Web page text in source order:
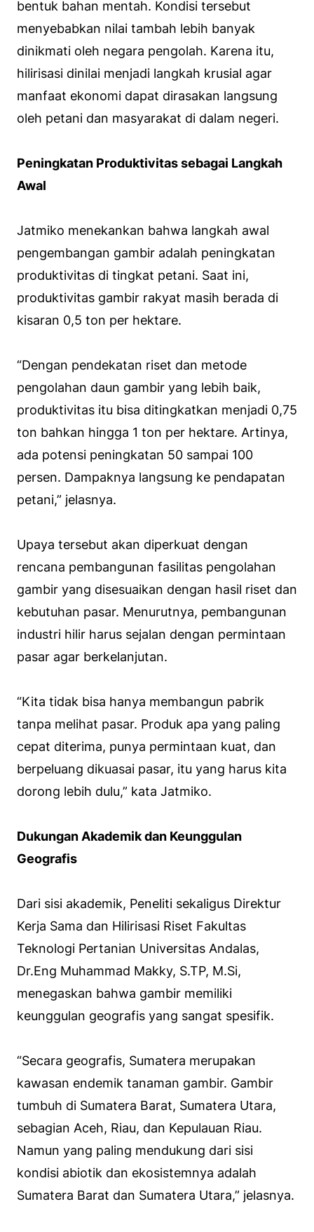
bentuk bahan mentah. Kondisi tersebut
menyebabkan nilai tambah lebih banyak
dinikmati oleh negara pengolah. Karena itu,
hilirisasi dinilai menjadi langkah krusial agar
manfaat ekonomi dapat dirasakan langsung
oleh petani dan masyarakat di dalam negeri.
Peningkatan Produktivitas sebagai Langkah
Awal
Jatmiko menekankan bahwa langkah awal
pengembangan gambir adalah peningkatan
produktivitas di tingkat petani. Saat ini,
produktivitas gambir rakyat masih berada di
kisaran 0,5 ton per hektare.
“Dengan pendekatan riset dan metode
pengolahan daun gambir yang lebih baik,
produktivitas itu bisa ditingkatkan menjadi 0,75
ton bahkan hingga 1 ton per hektare. Artinya,
ada potensi peningkatan 50 sampai 100
persen. Dampaknya langsung ke pendapatan
petani,” jelasnya.
Upaya tersebut akan diperkuat dengan
rencana pembangunan fasilitas pengolahan
gambir yang disesuaikan dengan hasil riset dan
kebutuhan pasar. Menurutnya, pembangunan
industri hilir harus sejalan dengan permintaan
pasar agar berkelanjutan.
“Kita tidak bisa hanya membangun pabrik
tanpa melihat pasar. Produk apa yang paling
cepat diterima, punya permintaan kuat, dan
berpeluang dikuasai pasar, itu yang harus kita
dorong lebih dulu,” kata Jatmiko.
Dukungan Akademik dan Keunggulan
Geografis
Dari sisi akademik, Peneliti sekaligus Direktur
Kerja Sama dan Hilirisasi Riset Fakultas
Teknologi Pertanian Universitas Andalas,
Dr.Eng Muhammad Makky, S.TP, M.Si,
menegaskan bahwa gambir memiliki
keunggulan geografis yang sangat spesifik.
“Secara geografis, Sumatera merupakan
kawasan endemik tanaman gambir. Gambir
tumbuh di Sumatera Barat, Sumatera Utara,
sebagian Aceh, Riau, dan Kepulauan Riau.
Namun yang paling mendukung dari sisi
kondisi abiotik dan ekosistemnya adalah
Sumatera Barat dan Sumatera Utara,” jelasnya.